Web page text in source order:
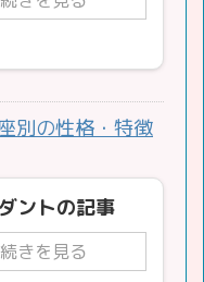
別の性格・特徴
ントの記事
続きを見る